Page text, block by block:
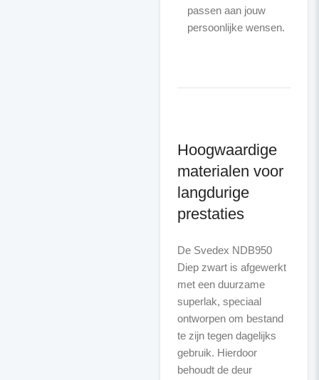
passen aan jouw
persoonlijke wensen.
Hoogwaardige
materialen voor
langdurige
prestaties
De Svedex NDB950
Diep zwart is afgewerkt
met een duurzame
superlak, speciaal
ontworpen om bestand
te zijn tegen dagelijks
gebruik. Hierdoor
behoudt de deur